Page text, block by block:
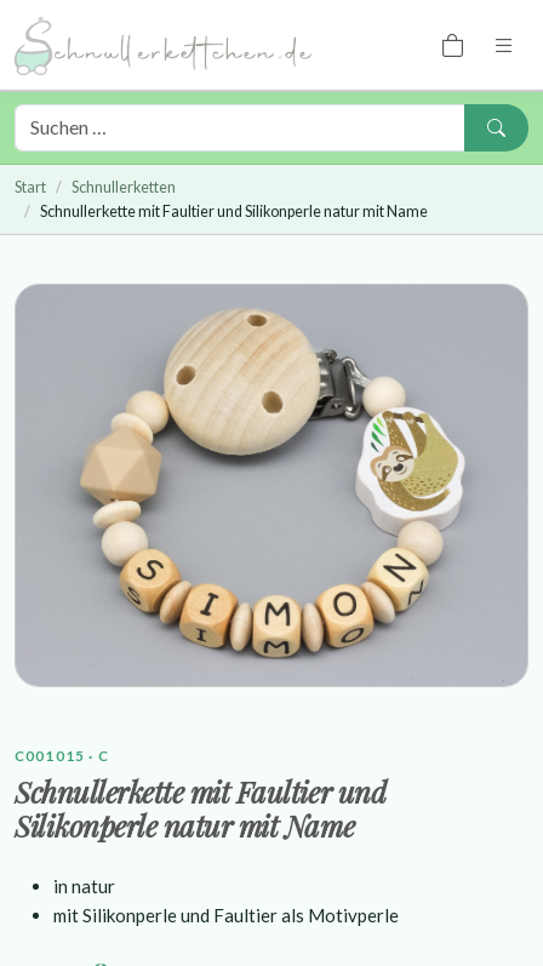
Start
Schnullerketten
Schnullerkette mit Faultier und Silikonperle natur mit Name
C001015 · C
Schnullerkette mit Faultier und
Silikonperle natur mit Name
in natur
mit Silikonperle und Faultier als Motivperle